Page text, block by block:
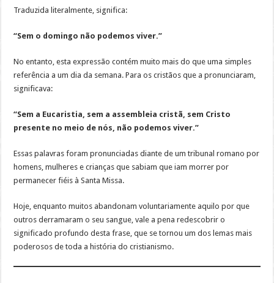
Traduzida literalmente, significa:
“Sem o domingo não podemos viver.”
No entanto, esta expressão contém muito mais do que uma simples
referência a um dia da semana. Para os cristãos que a pronunciaram,
significava:
“Sem a Eucaristia, sem a assembleia cristã, sem Cristo
presente no meio de nós, não podemos viver.”
Essas palavras foram pronunciadas diante de um tribunal romano por
homens, mulheres e crianças que sabiam que iam morrer por
permanecer fiéis à Santa Missa.
Hoje, enquanto muitos abandonam voluntariamente aquilo por que
outros derramaram o seu sangue, vale a pena redescobrir o
significado profundo desta frase, que se tornou um dos lemas mais
poderosos de toda a história do cristianismo.